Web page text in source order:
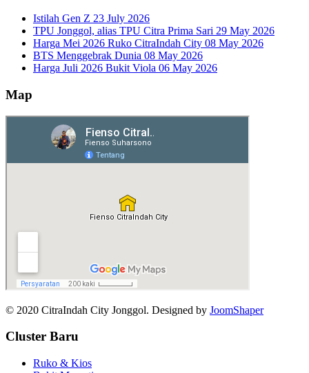
Istilah Gen Z 23 July 2026
TPU Jonggol, alias TPU Citra Prima Sari 29 May 2026
Harga Mei 2026 Ruko CitraIndah City 08 May 2026
BTS Menggebrak Dunia 08 May 2026
Harga Juli 2026 Bukit Viola 06 May 2026
Map
© 2020 CitraIndah City Jonggol. Designed by JoomShaper
Cluster Baru
Ruko & Kios